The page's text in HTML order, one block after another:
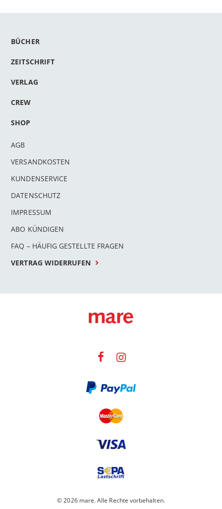
BÜCHER
ZEITSCHRIFT
VERLAG
CREW
SHOP
AGB
VERSANDKOSTEN
KUNDENSERVICE
DATENSCHUTZ
IMPRESSUM
ABO KÜNDIGEN
FAQ – HÄUFIG GESTELLTE FRAGEN
VERTRAG WIDERRUFEN
© 2026 mare. Alle Rechte vorbehalten.